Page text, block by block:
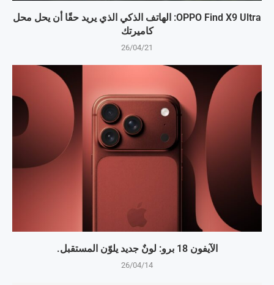
OPPO Find X9 Ultra: الهاتف الذكي الذي يريد حقًا أن يحل محل
كاميرتك
26/04/21
الآيفون 18 برو: لونٌ جديد يلوّن المستقبل.
26/04/14